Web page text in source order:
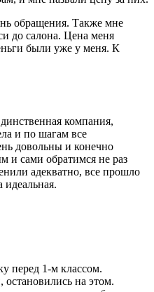
обращения. Также мне
до салона. Цена меня
были уже у меня. К
компания,
и по шагам все
довольны и конечно
и сами обратимся не раз
адекватно, все прошло
идеальная.
перед 1-м классом.
на этом.